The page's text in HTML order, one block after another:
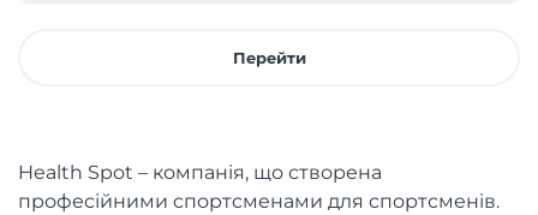
Перейти
Health Spot – компанія, що створена
професійними спортсменами для спортсменів.